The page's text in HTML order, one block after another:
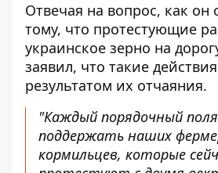
Отвечая на вопрос, как он
тому, что протестующие
украинское зерно на
заявил, что такие
результатом их отчаяния.
"Каждый порядочный
поддержать наших
кормильцев, которые